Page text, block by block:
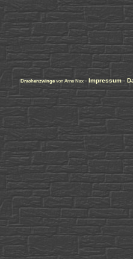
Drachenzwingevon Arne Nax - Impressum-